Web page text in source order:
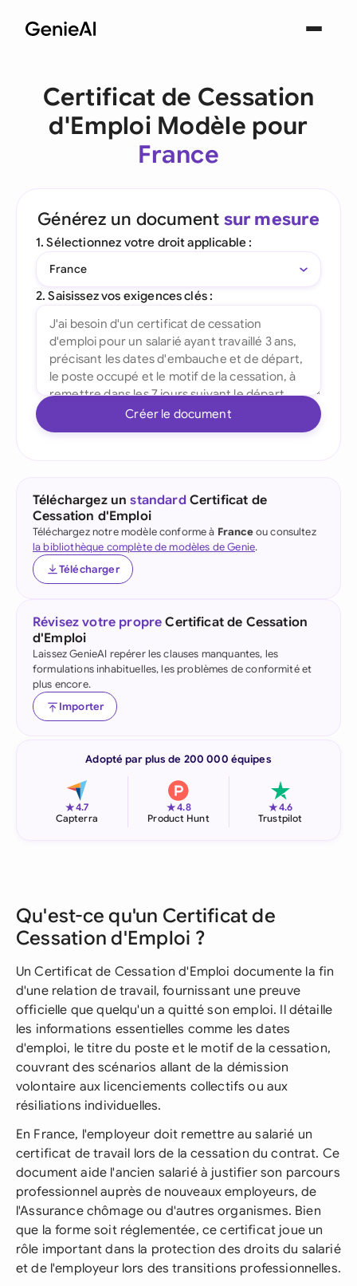
Certificat de Cessation
d'Emploi Modèle pour
France
Générez un document sur mesure
1. Sélectionnez votre droit applicable :
France
2. Saisissez vos exigences clés :
Créer le document
Téléchargez unstandardCertificat de
Cessation d'Emploi
Téléchargez notre modèle conforme à Franceou consultez
la bibliothèque complète de modèles de Genie.
Télécharger
Révisez votre propre Certificat de Cessation
d'Emploi
Laissez GenieAI repérer les clauses manquantes, les
formulations inhabituelles, les problèmes de conformité et
plus encore.
Importer
Adopté par plus de 200 000 équipes
★4.7
Capterra
★4.8
Product Hunt
★4.6
Trustpilot
Qu'est-ce qu'un Certificat de
Cessation d'Emploi ?
Un Certificat de Cessation d'Emploi documente la fin
d'une relation de travail, fournissant une preuve
officielle que quelqu'un a quitté son emploi. Il détaille
les informations essentielles comme les dates
d'emploi, le titre du poste et le motif de la cessation,
couvrant des scénarios allant de la démission
volontaire aux licenciements collectifs ou aux
résiliations individuelles.
En France, l'employeur doit remettre au salarié un
certificat de travail lors de la cessation du contrat. Ce
document aide l'ancien salarié à justifier son parcours
professionnel auprès de nouveaux employeurs, de
l'Assurance chômage ou d'autres organismes. Bien
que la forme soit réglementée, ce certificat joue un
rôle important dans la protection des droits du salarié
et de l'employeur lors des transitions professionnelles.